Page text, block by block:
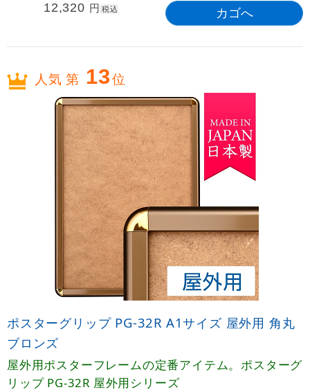
12,320 円 税込
人気 第 13位
ポスターグリップ PG-32R A1サイズ 屋外用 角丸
ブロンズ
屋外用ポスターフレームの定番アイテム。ポスターグ
リップ PG-32R 屋外用シリーズ